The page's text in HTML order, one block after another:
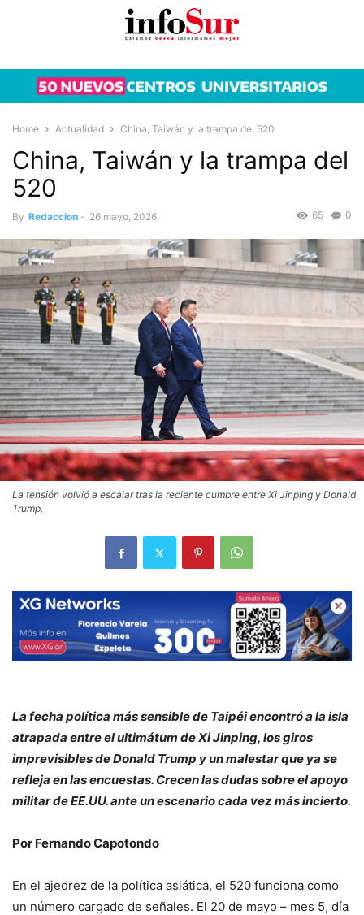
Home Actualidad China, Taiwán y la trampa del 520
China, Taiwán y la trampa del
520
By Redaccion - 26 mayo, 2026 0
65
La tensión volvió a escalar tras la reciente cumbre entre Xi Jinping y Donald
Trump,
La fecha política más sensible de Taipéi encontró a la isla
atrapada entre el ultimátum de Xi Jinping, los giros
imprevisibles de Donald Trump y un malestar que ya se
refleja en las encuestas. Crecen las dudas sobre el apoyo
militar de EE.UU. ante un escenario cada vez más incierto.
Por Fernando Capotondo
En el ajedrez de la política asiática, el 520 funciona como
un número cargado de señales. El 20 de mayo – mes 5, día